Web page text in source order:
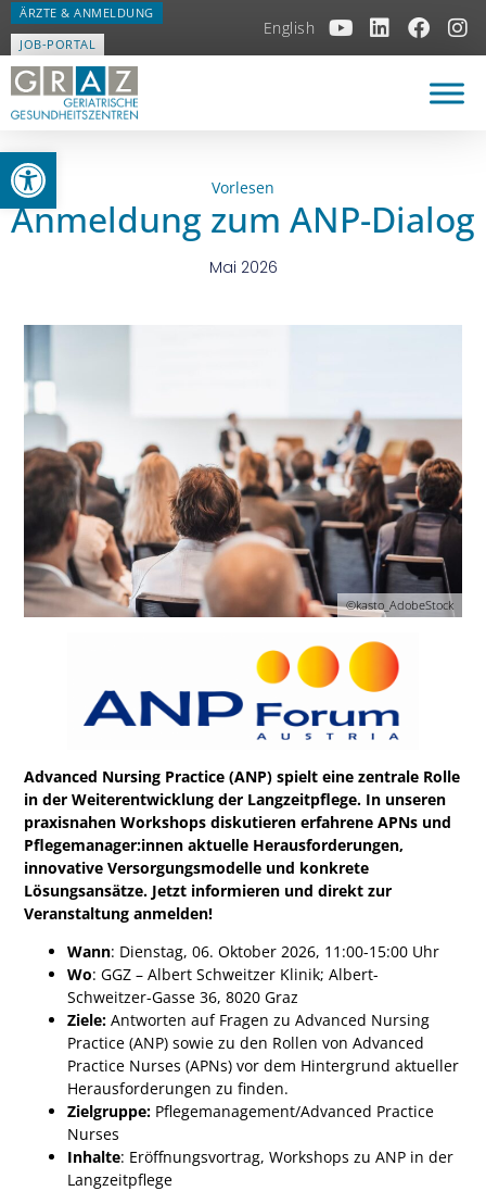
Open toolbar
ÄRZTE & ANMELDUNG
JOB-PORTAL
English
Vorlesen
Anmeldung zum ANP-Dialog
Mai 2026
©kasto_AdobeStock
Advanced Nursing Practice (ANP) spielt eine zentrale Rolle
in der Weiterentwicklung der Langzeitpflege. In unseren
praxisnahen Workshops diskutieren erfahrene APNs und
Pflegemanager:innen aktuelle Herausforderungen,
innovative Versorgungsmodelle und konkrete
Lösungsansätze. Jetzt informieren und direkt zur
Veranstaltung anmelden!
Wann: Dienstag, 06. Oktober 2026, 11:00-15:00 Uhr
Wo: GGZ – Albert Schweitzer Klinik; Albert-
Schweitzer-Gasse 36, 8020 Graz
Ziele: Antworten auf Fragen zu Advanced Nursing
Practice (ANP) sowie zu den Rollen von Advanced
Practice Nurses (APNs) vor dem Hintergrund aktueller
Herausforderungen zu finden.
Zielgruppe: Pflegemanagement/Advanced Practice
Nurses
Inhalte: Eröffnungsvortrag, Workshops zu ANP in der
Langzeitpflege